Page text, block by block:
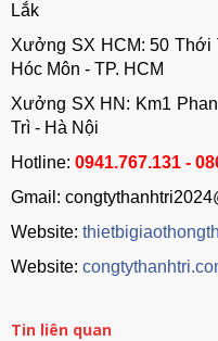
Lắk
Xưởng SX HCM: 50 Thới
Hóc Môn - TP. HCM
Xưởng SX HN: Km1
Trì - Hà Nội
Hotline: 0941.767.131 -
Gmail:
Website:
Website:
Tin liên quan